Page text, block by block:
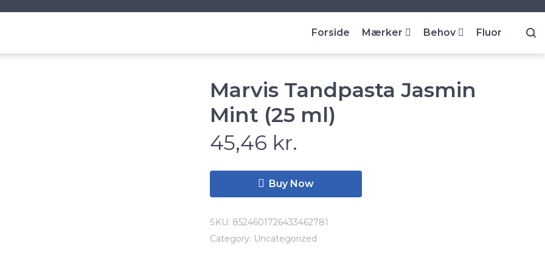
Forside Mærker Behov Fluor
Marvis Tandpasta Jasmin
Mint (25 ml)
45,46 kr.
Buy Now
SKU: 8524601726433462781
Category: Uncategorized